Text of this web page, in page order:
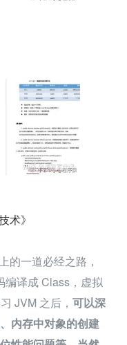
术》
的一道必经之路，
编译成 Class，虚拟
JVM 之后， 可以深
内存中对象的创建